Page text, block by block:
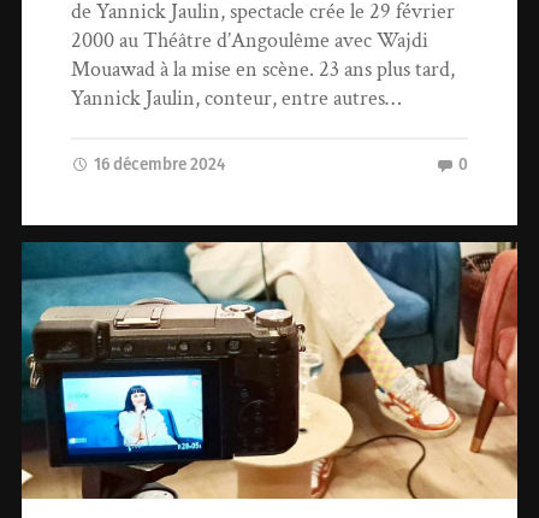
de Yannick Jaulin, spectacle crée le 29 février
2000 au Théâtre d’Angoulême avec Wajdi
Mouawad à la mise en scène. 23 ans plus tard,
Yannick Jaulin, conteur, entre autres…
16 décembre 2024 0